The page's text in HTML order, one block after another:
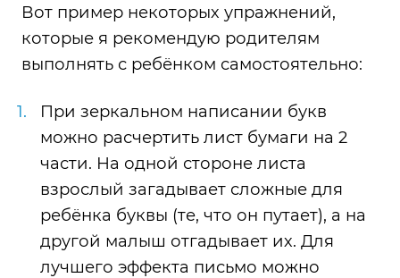
Вот пример некоторых упражнений,
которые я рекомендую родителям
выполнять с ребёнком самостоятельно:
При зеркальном написании букв
можно расчертить лист бумаги на 2
части. На одной стороне листа
взрослый загадывает сложные для
ребёнка буквы (те, что он путает), а на
другой малыш отгадывает их. Для
лучшего эффекта письмо можно